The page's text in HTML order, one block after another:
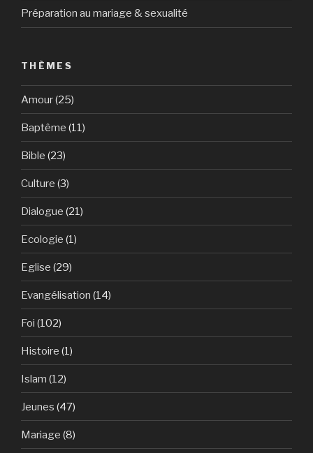
Préparation au mariage & sexualité
THÈMES
Amour(25)
Baptême (11)
Bible (23)
Culture (3)
Dialogue (21)
Ecologie (1)
Eglise (29)
Evangélisation (14)
Foi (102)
Histoire (1)
Islam (12)
Jeunes (47)
Mariage (8)